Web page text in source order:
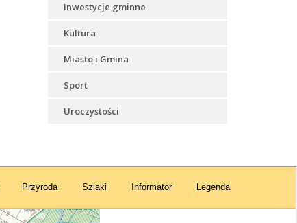
Inwestycje gminne
Kultura
Miasto i Gmina
Sport
Uroczystości